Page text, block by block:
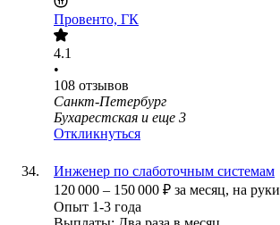
Провенто, ГК
4.1
•
108 отзывов
Санкт-Петербург
Бухарестская и еще 3
Откликнуться
Инженер по слаботочным системам
120 000 – 150 000 ₽ за месяц, на руки
Опыт 1-3 года